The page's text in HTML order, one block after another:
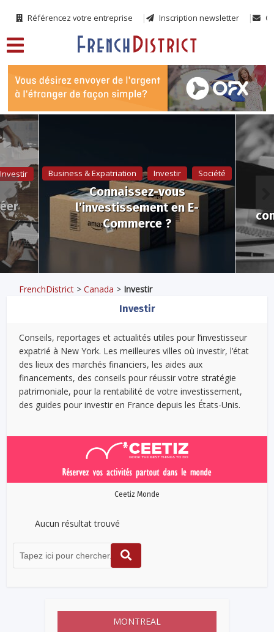
Référencez votre entreprise Inscription newsletter
Investir Business & Expatriation Investir Société
Connaissez-vous
l’investissement en E-
Commerce ?
FrenchDistrict >Canada > Investir
Investir
Conseils, reportages et actualités utiles pour l’investisseur
expatrié à New York. Les meilleures villes où investir, l’état
des lieux des marchés financiers, les aides aux
financements, des conseils pour réussir votre stratégie
patrimoniale, pour la rentabilité de votre investissement,
des guides pour investir en France depuis les États-Unis.
Ceetiz Monde
Aucun résultat trouvé
MONTREAL